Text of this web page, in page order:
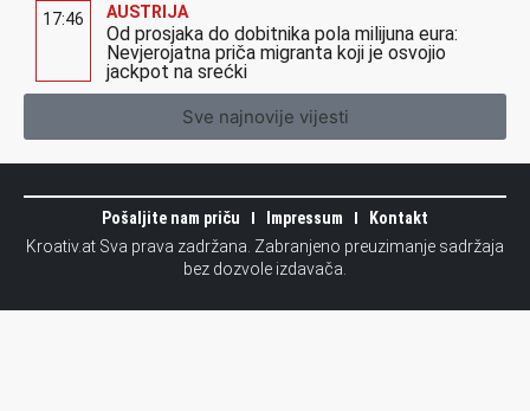
17:46 AUSTRIJA
Od prosjaka do dobitnika pola milijuna eura:
Nevjerojatna priča migranta koji je osvojio
jackpot na srećki
Sve najnovije vijesti
Pošaljite nam priču Impressum
Kontakt
Kroativ.at Sva prava zadržana. Zabranjeno preuzimanje sadržaja
bez dozvole izdavača.